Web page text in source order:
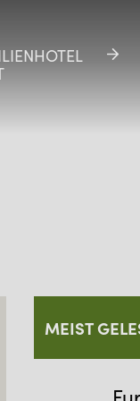
MEIST